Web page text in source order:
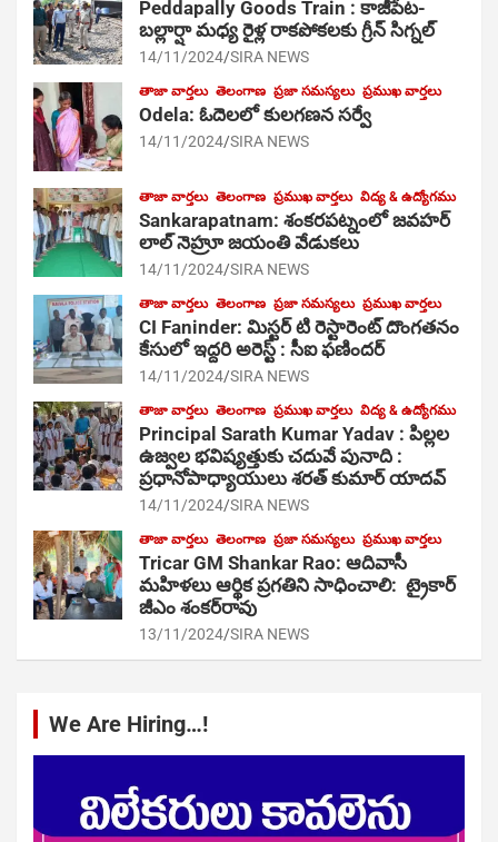
Peddapally Goods Train : కాజీపేట-
బల్లార్షా మధ్య రైళ్ల రాకపోకలకు గ్రీన్ సిగ్నల్
14/11/2024 SIRA NEWS
తాజా వార్తలు తెలంగాణ ప్రజా సమస్యలు ప్రముఖ వార్తలు
Odela: ఓదెలలో కులగణన సర్వే
14/11/2024 SIRA NEWS
తాజా వార్తలు తెలంగాణ ప్రముఖ వార్తలు విద్య & ఉద్యోగము
Sankarapatnam: శంకరపట్నంలో జవహర్
లాల్ నెహ్రూ జయంతి వేడుకలు
14/11/2024 SIRA NEWS
తాజా వార్తలు తెలంగాణ ప్రజా సమస్యలు ప్రముఖ వార్తలు
CI Faninder: మిస్టర్ టి రెస్టారెంట్ దొంగతనం
కేసులో ఇద్దరి అరెస్ట్ : సీఐ ఫణిందర్
14/11/2024 SIRA NEWS
తాజా వార్తలు తెలంగాణ ప్రముఖ వార్తలు విద్య & ఉద్యోగము
Principal Sarath Kumar Yadav : పిల్లల
ఉజ్వల భవిష్యత్తుకు చదువే పునాది :
ప్రధానోపాధ్యాయులు శరత్ కుమార్ యాదవ్
14/11/2024 SIRA NEWS
తాజా వార్తలు తెలంగాణ ప్రజా సమస్యలు ప్రముఖ వార్తలు
Tricar GM Shankar Rao: ఆదివాసీ
మహిళలు ఆర్థిక ప్రగతిని సాధించాలి: ట్రైకార్
జీఎం శంకర్‌రావు
13/11/2024 SIRA NEWS
We Are Hiring…!